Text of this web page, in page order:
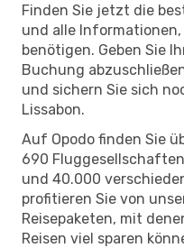
Finden Sie jetzt die
und alle
benötigen. Geben Sie
Buchung
und sichern Sie sich
Lissabon.
Auf Opodo finden Sie
690
und 40.000
profitieren Sie von
Reisepaketen, mit
Reisen viel sparen